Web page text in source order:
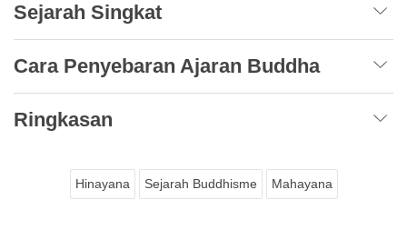
Sejarah Singkat
Cara Penyebaran Ajaran Buddha
Ringkasan
Hinayana Sejarah Buddhisme Mahayana